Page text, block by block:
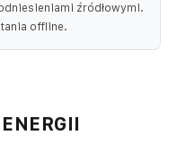
źródłowymi.
offline.